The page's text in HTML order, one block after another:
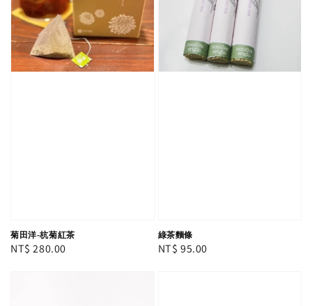
菊田洋-杭菊紅茶
Regular
NT$ 280.00
綠茶麵條
Regular
NT$ 95.00